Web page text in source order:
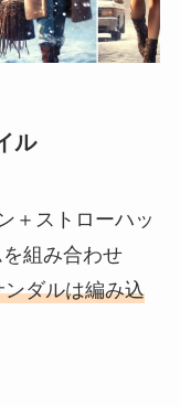
ル
＋ストローハッ
組み合わせ
ンダルは編み込